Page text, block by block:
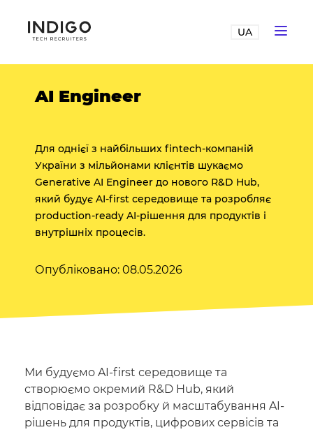
UA
AI Engineer
Для однієї з найбільших fintech-компаній
України з мільйонами клієнтів шукаємо
Generative AI Engineer до нового R&D Hub,
який будує AI-first середовище та розробляє
production-ready AI-рішення для продуктів і
внутрішніх процесів.
Опубліковано: 08.05.2026
Ми будуємо AI-first середовище та
створюємо окремий R&D Hub, який
відповідає за розробку й масштабування AI-
рішень для продуктів, цифрових сервісів та